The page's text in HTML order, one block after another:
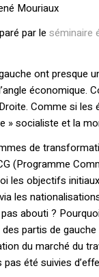
Mouriaux
par le séminaire
ont presque
économique.
Comme si
» socialiste et la
de
(Programme
les objectifs
les
abouti ?
partis de
du marché du
pas été suivies